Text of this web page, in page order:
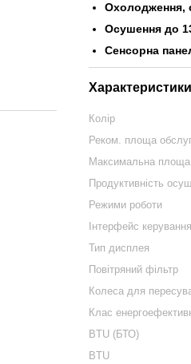
Охолодження,
Осушення до
Сенсорна
Характеристики
Колір
Реком. площа
Максимальна
Продуктивність
Режими роботи
Інтерфейс керування
Тип дисплея
Повітряний фільтр
Колеса для
Клас
BTU (БТО)
BTU